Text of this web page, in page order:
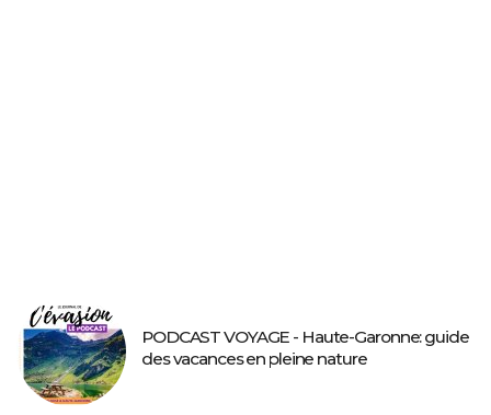
PODCAST VOYAGE - Haute-Garonne: guide
des vacances en pleine nature